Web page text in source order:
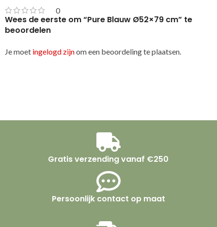
0
Wees de eerste om “Pure Blauw Ø52×79 cm” te
beoordelen
Je moet ingelogd zijnom een beoordeling te plaatsen.
Gratis verzending vanaf €250
Persoonlijk contact op maat